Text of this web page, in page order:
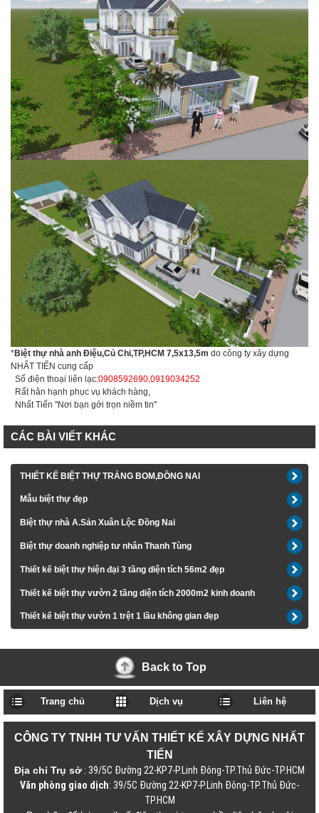
*Biệt thự nhà anh Điệu,Củ Chi,TP,HCM 7,5x13,5m do công ty xây dựng
NHẤT TIẾN cung cấp
Số điện thoại liên lạc:0908592690,0919034252
Rất hân hạnh phục vụ khách hàng,
Nhất Tiến ''Nơi bạn gởi trọn niềm tin''
CÁC BÀI VIẾT KHÁC
THIẾT KẾ BIỆT THỰ TRẢNG BOM,ĐỒNG NAI
Mẫu biệt thự đẹp
Biệt thự nhà A.Sản Xuân Lộc Đồng Nai
Biệt thự doanh nghiệp tư nhân Thanh Tùng
Thiết kế biệt thự hiện đại 3 tầng diện tích 56m2 đẹp
Thiết kế biệt thự vườn 2 tầng diện tích 2000m2 kinh doanh
Thiết kế biệt thự vườn 1 trệt 1 lầu không gian đẹp
Back to Top
Trang chủ Dịch vụ Liên hệ
CÔNG TY TNHH TƯ VẤN THIẾT KẾ XÂY DỰNG NHẤT
TIẾN
Địa chỉ Trụ sở : 39/5C Đường 22-KP7-P.Linh Đông-TP.Thủ Đức-TP.HCM
Văn phòng giao dịch: 39/5C Đường 22-KP7-P.Linh Đông-TP.Thủ Đức-
TP.HCM